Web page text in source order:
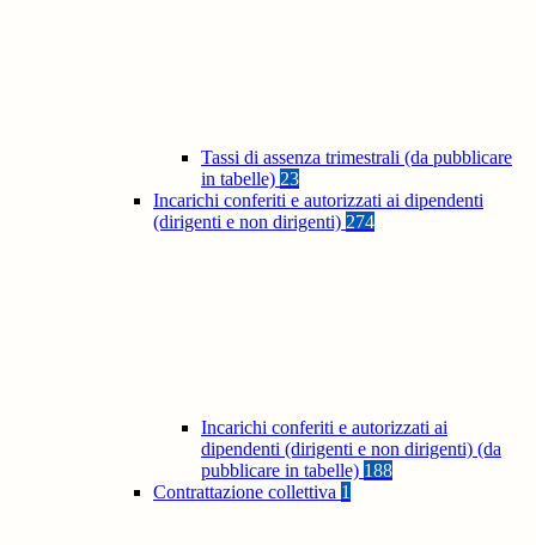
Tassi di assenza trimestrali (da pubblicare
in tabelle) 23
Incarichi conferiti e autorizzati ai dipendenti
(dirigenti e non dirigenti) 274
Incarichi conferiti e autorizzati ai
dipendenti (dirigenti e non dirigenti) (da
pubblicare in tabelle) 188
Contrattazione collettiva 1